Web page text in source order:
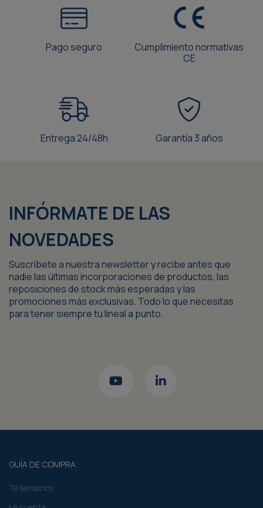
Pago seguro
Cumplimiento normativas
Entrega 24/48h Garantía 3 años
NOVEDADES
Suscríbete a nuestra newsletter y recibe antes que
reposiciones de stock más esperadas y las
promociones más exclusivas. Todo lo que necesitas
para tener siempre tu lineal a punto.
Te llamamos
Mi cuenta
Envíos